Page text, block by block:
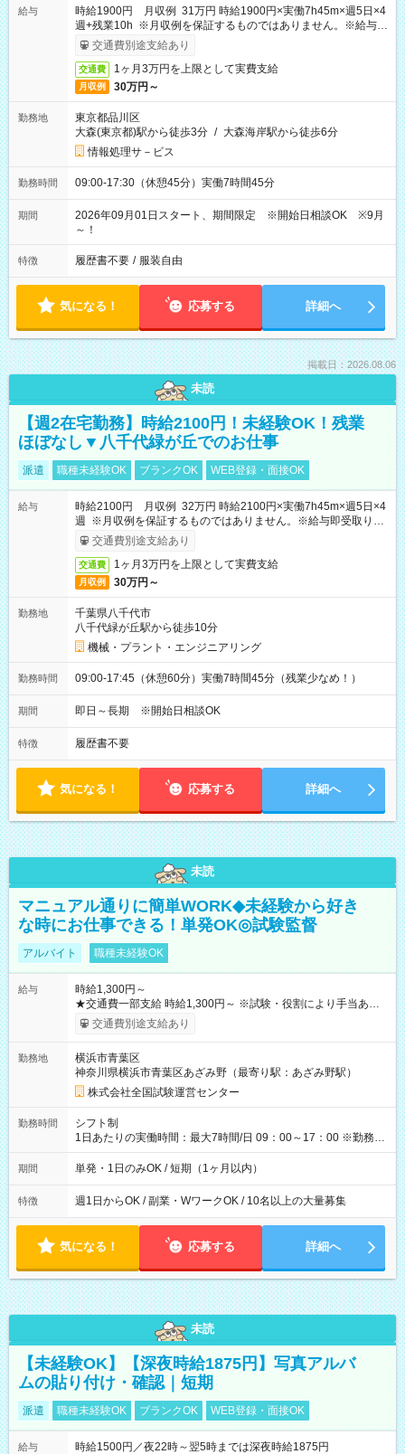
給与
時給1900円 月収例 31万円 時給1900円×実働7h45m×週5日×4
週+残業10h ※月収例を保証するものではありません。※給与即
受取りサービス利用可（利用条件有）
交通費別途支給あり
交通費 1ヶ月3万円を上限として実費支給
月収例 30万円～
勤務地
東京都品川区
大森(東京都)駅から徒歩3分 / 大森海岸駅から徒歩6分
情報処理サ－ビス
勤務時間 09:00-17:30（休憩45分）実働7時間45分
期間
2026年09月01日スタート、期間限定 ※開始日相談OK ※9月
～！
特徴 履歴書不要 / 服装自由
気になる！ 応募する 詳細へ
掲載日：2026.08.06
未読
【週2在宅勤務】時給2100円！未経験OK！残業
ほぼなし▼八千代緑が丘でのお仕事
派遣 職種未経験OK ブランクOK WEB登録・面接OK
給与
時給2100円 月収例 32万円 時給2100円×実働7h45m×週5日×4
週 ※月収例を保証するものではありません。※給与即受取りサ
ービス利用可（利用条件有）
交通費別途支給あり
交通費 1ヶ月3万円を上限として実費支給
月収例 30万円～
勤務地
千葉県八千代市
八千代緑が丘駅から徒歩10分
機械・プラント・エンジニアリング
勤務時間 09:00-17:45（休憩60分）実働7時間45分（残業少なめ！）
期間 即日～長期 ※開始日相談OK
特徴 履歴書不要
気になる！ 応募する 詳細へ
未読
マニュアル通りに簡単WORK◆未経験から好き
な時にお仕事できる！単発OK◎試験監督
アルバイト 職種未経験OK
給与
時給1,300円～
★交通費一部支給 時給1,300円～ ※試験・役割により手当あり
※勤務回数により昇給あり 【即給（前払い）オプションあ
り！】 希望される場合、勤務から1週間ほどで給与の一部を受け
例】 ・河合塾模擬試験 8:30～17:30（休憩1時間） 時給1,300円
×8時間＝日収10,400円＋交通費 ※当日の役割により時給＋100
円の場合あり ・国家試験 7:00～13:30（休憩なし） 時給1,300
円（役割手当＋100円）×6時間＝日収8,400円＋交通費 【試用期
間】試用期間なし
交通費別途支給あり
勤務地
横浜市青葉区
神奈川県横浜市青葉区あざみ野（最寄り駅：あざみ野駅）
株式会社全国試験運営センター
勤務時間
シフト制
1日あたりの実働時間：最大7時間/日 09：00～17：00 ※勤務時
間は 試験により異なります。
期間 単発・1日のみOK / 短期（1ヶ月以内）
特徴 週1日からOK / 副業・WワークOK / 10名以上の大量募集
気になる！ 応募する 詳細へ
未読
【未経験OK】【深夜時給1875円】写真アルバ
ムの貼り付け・確認｜短期
派遣 職種未経験OK ブランクOK WEB登録・面接OK
給与 時給1500円／夜22時～翌5時までは深夜時給1875円